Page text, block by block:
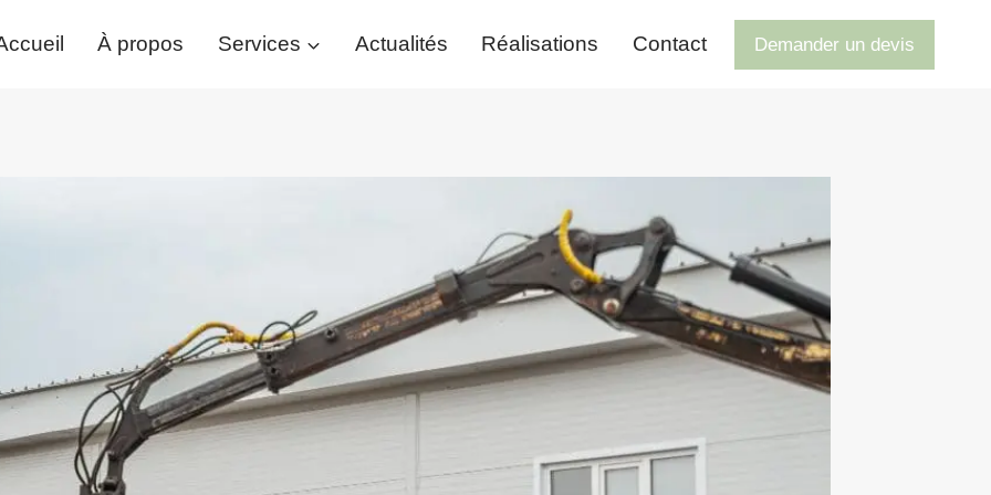
À propos Services Actualités Réalisations Contact Demander un devis